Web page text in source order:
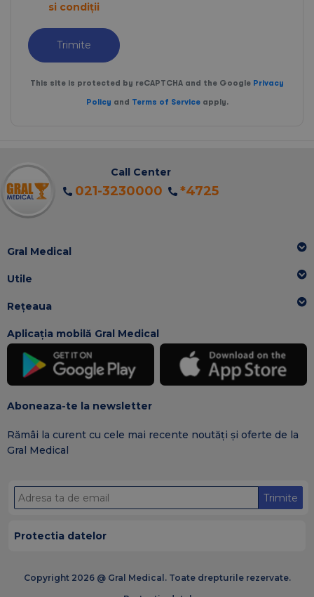
si condiții
Trimite
This site is protected by reCAPTCHA and the Google Privacy
Policy and Terms of Serviceapply.
Call Center
021-3230000 *4725
Gral Medical
Utile
Rețeaua
Aplicația mobilă Gral Medical
Aboneaza-te la newsletter
Rămâi la curent cu cele mai recente noutăți și oferte de la
Gral Medical
Trimite
Protectia datelor
Copyright 2026 @ Gral Medical. Toate drepturile rezervate.